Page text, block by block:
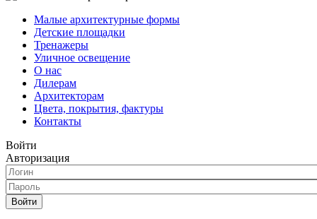
Малые архитектурные формы
Детские площадки
Тренажеры
Уличное освещение
О нас
Дилерам
Архитекторам
Цвета, покрытия, фактуры
Контакты
Войти
Авторизация
Войти